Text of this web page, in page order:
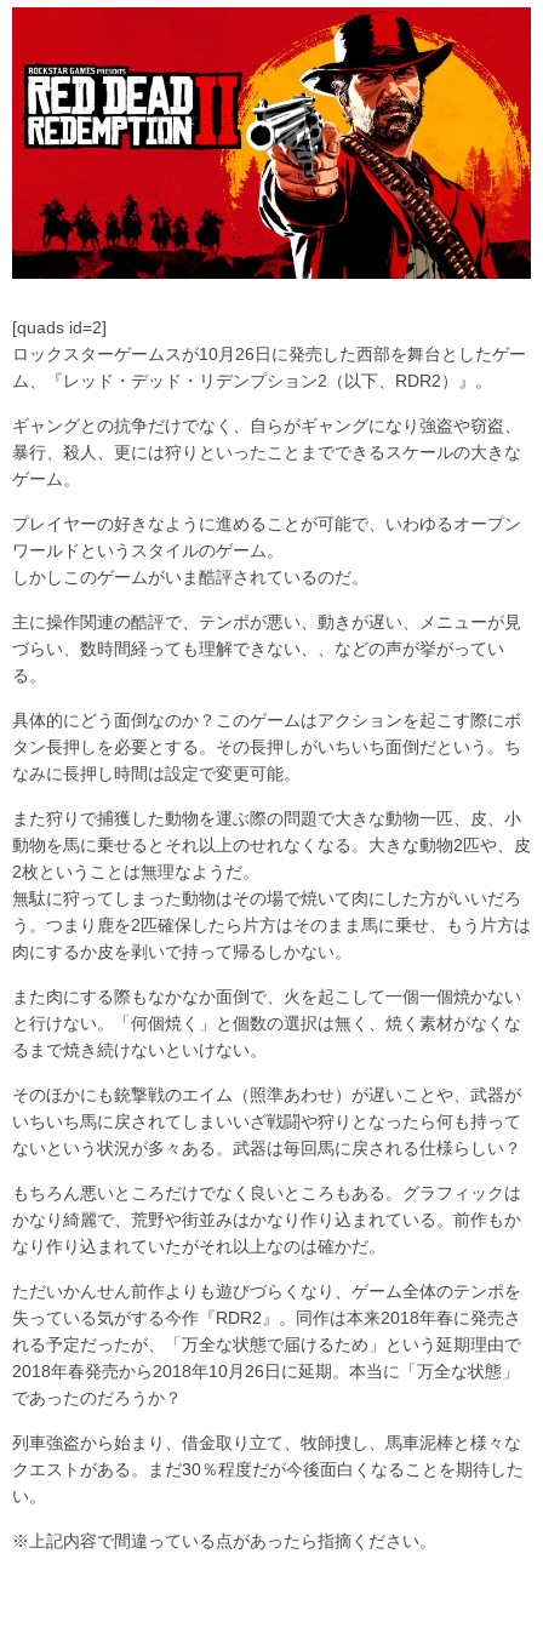
[quads id=2]
ロックスターゲームスが10月26日に発売した西部を舞台としたゲー
ム、『レッド・デッド・リデンプション2（以下、RDR2）』。
ギャングとの抗争だけでなく、自らがギャングになり強盗や窃盗、
暴行、殺人、更には狩りといったことまでできるスケールの大きな
ゲーム。
プレイヤーの好きなように進めることが可能で、いわゆるオープン
ワールドというスタイルのゲーム。
しかしこのゲームがいま酷評されているのだ。
主に操作関連の酷評で、テンポが悪い、動きが遅い、メニューが見
づらい、数時間経っても理解できない、、などの声が挙がってい
る。
具体的にどう面倒なのか？このゲームはアクションを起こす際にボ
タン長押しを必要とする。その長押しがいちいち面倒だという。ち
なみに長押し時間は設定で変更可能。
また狩りで捕獲した動物を運ぶ際の問題で大きな動物一匹、皮、小
動物を馬に乗せるとそれ以上のせれなくなる。大きな動物2匹や、皮
2枚ということは無理なようだ。
無駄に狩ってしまった動物はその場で焼いて肉にした方がいいだろ
う。つまり鹿を2匹確保したら片方はそのまま馬に乗せ、もう片方は
肉にするか皮を剥いで持って帰るしかない。
また肉にする際もなかなか面倒で、火を起こして一個一個焼かない
と行けない。「何個焼く」と個数の選択は無く、焼く素材がなくな
るまで焼き続けないといけない。
そのほかにも銃撃戦のエイム（照準あわせ）が遅いことや、武器が
いちいち馬に戻されてしまいいざ戦闘や狩りとなったら何も持って
ないという状況が多々ある。武器は毎回馬に戻される仕様らしい？
もちろん悪いところだけでなく良いところもある。グラフィックは
かなり綺麗で、荒野や街並みはかなり作り込まれている。前作もか
なり作り込まれていたがそれ以上なのは確かだ。
ただいかんせん前作よりも遊びづらくなり、ゲーム全体のテンポを
失っている気がする今作『RDR2』。同作は本来2018年春に発売さ
れる予定だったが、「万全な状態で届けるため」という延期理由で
2018年春発売から2018年10月26日に延期。本当に「万全な状態」
であったのだろうか？
列車強盗から始まり、借金取り立て、牧師捜し、馬車泥棒と様々な
クエストがある。まだ30％程度だが今後面白くなることを期待した
い。
※上記内容で間違っている点があったら指摘ください。